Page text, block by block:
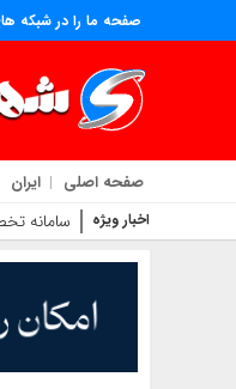
صفحه ما را در شبکه
صفحه اصلی ایران
اخبار ویژه سامانه